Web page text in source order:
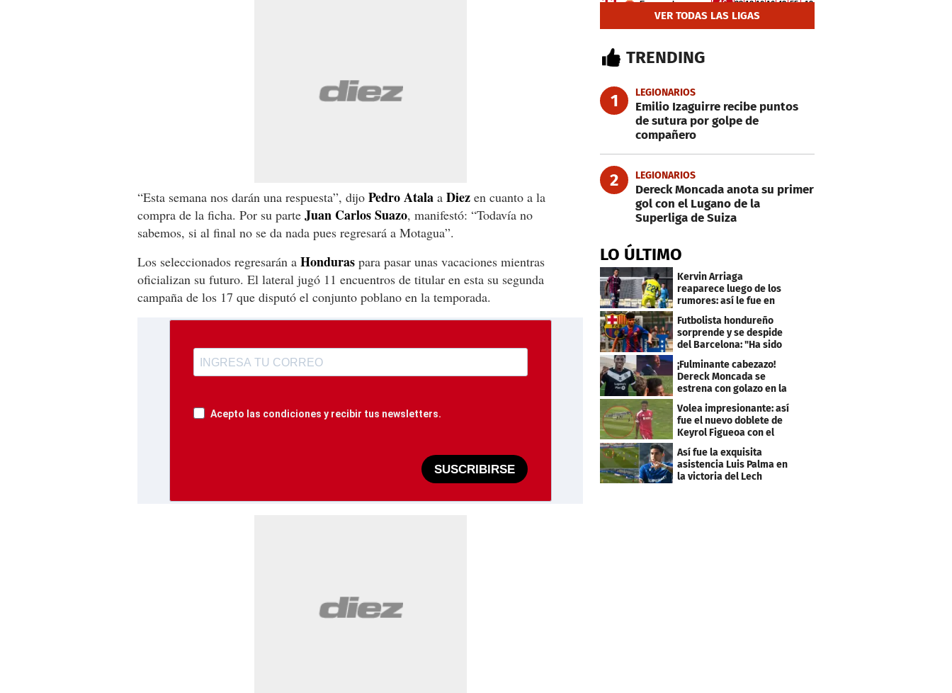
“Esta semana nos darán una respuesta”, dijo Pedro Atala a Diez en cuanto a la
compra de la ficha. Por su parte Juan Carlos Suazo, manifestó: “Todavía no
sabemos, si al final no se da nada pues regresará a Motagua”.
Los seleccionados regresarán a Honduras para pasar unas vacaciones mientras
oficializan su futuro. El lateral jugó 11 encuentros de titular en esta su segunda
campaña de los 17 que disputó el conjunto poblano en la temporada.
Acepto las condiciones y recibir tus newsletters.
SUSCRIBIRSE
VER TODAS LAS LIGAS
TRENDING
1 LEGIONARIOS
Emilio Izaguirre recibe puntos
de sutura por golpe de
compañero
2 LEGIONARIOS
Dereck Moncada anota su primer
gol con el Lugano de la
Superliga de Suiza
LO ÚLTIMO
Kervin Arriaga
reaparece luego de los
rumores: así le fue en
amistoso con Levante
Futbolista hondureño
sorprende y se despide
del Barcelona: "Ha sido
un orgullo"
¡Fulminante cabezazo!
Dereck Moncada se
estrena con golazo en la
Liga de Suiza
Volea impresionante: así
fue el nuevo doblete de
Keyrol Figueoa con el
Liverpool
Así fue la exquisita
asistencia Luis Palma en
la victoria del Lech